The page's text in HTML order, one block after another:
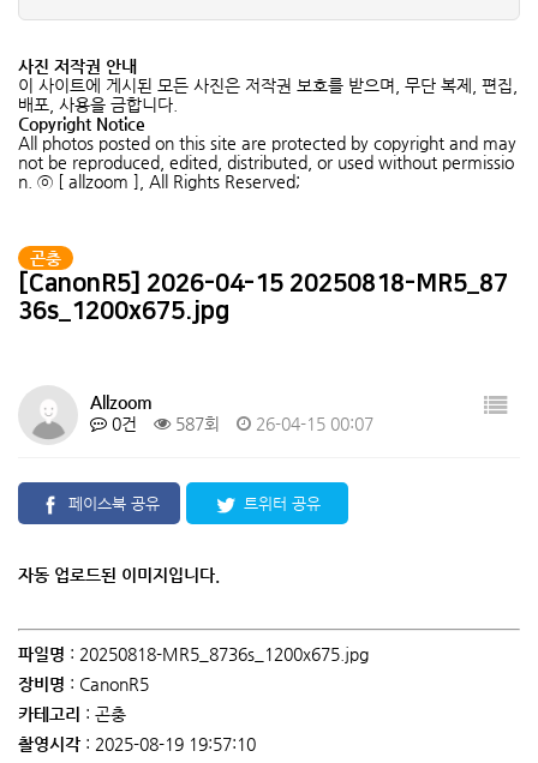
4 청솔귀뚜라미
5 참긴더듬이잎벌레
6 큰넓적송장벌레 (유충)
사진 저작권 안내
이 사이트에 게시된 모든 사진은 저작권 보호를 받으며, 무단 복제, 편집,
배포, 사용을 금합니다.
Copyright Notice
All photos posted on this site are protected by copyright and may
not be reproduced, edited, distributed, or used without permissio
n. ⓒ [ allzoom ], All Rights Reserved;
곤충
[CanonR5] 2026-04-15 20250818-MR5_87
36s_1200x675.jpg
Allzoom
0건
587회 26-04-15 00:07
페이스북 공유 트위터 공유
자동 업로드된 이미지입니다.
파일명 : 20250818-MR5_8736s_1200x675.jpg
장비명 : CanonR5
카테고리 : 곤충
촬영시각 : 2025-08-19 19:57:10